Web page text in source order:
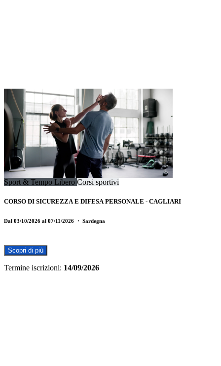
Sport & Tempo Libero Corsi sportivi
CORSO DI SICUREZZA E DIFESA PERSONALE - CAGLIARI
Dal 03/10/2026 al 07/11/2026 ・ Sardegna
Scopri di più
Termine iscrizioni: 14/09/2026